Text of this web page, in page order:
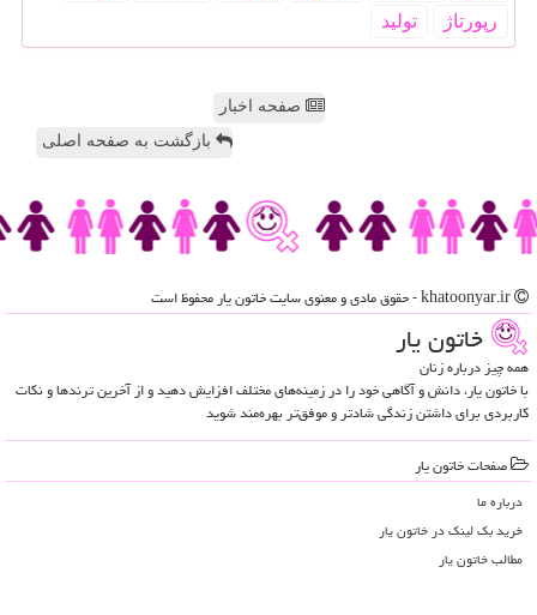
رپورتاژ
تولید
صفحه اخبار
بازگشت به صفحه اصلی
خاتون یار
همه چیز درباره زنان
با خاتون یار، دانش و آگاهی خود را در زمینه‌های مختلف افزایش دهید و از آخرین ترندها و نکات
کاربردی برای داشتن زندگی شادتر و موفق‌تر بهره‌مند شوید
صفحات خاتون یار
درباره ما
خرید بک لینک در خاتون یار
مطالب خاتون یار